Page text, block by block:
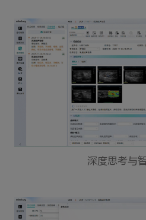
深度思考与